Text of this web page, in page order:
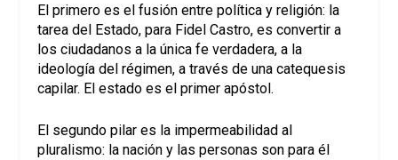
El primero es el fusión entre política y religión: la
tarea del Estado, para Fidel Castro, es convertir a
los ciudadanos a la única fe verdadera, a la
ideología del régimen, a través de una catequesis
capilar. El estado es el primer apóstol.
El segundo pilar es la impermeabilidad al
pluralismo: la nación y las personas son para él